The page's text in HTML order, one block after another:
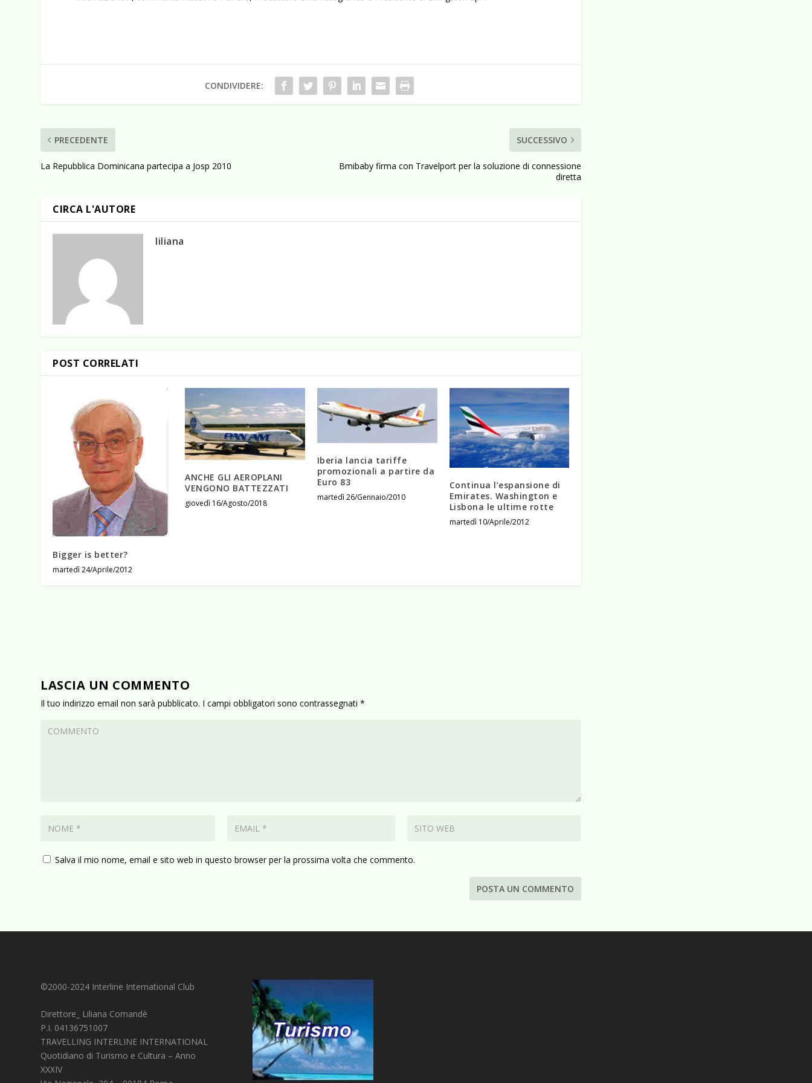
CONDIVIDERE:
PRECEDENTE
La Repubblica Dominicana partecipa a Josp 2010
SUCCESSIVO
Bmibaby firma con Travelport per la soluzione di connessione
diretta
CIRCA L'AUTORE
liliana
POST CORRELATI
Bigger is better?
martedì 24/Aprile/2012
ANCHE GLI AEROPLANI
VENGONO BATTEZZATI
giovedì 16/Agosto/2018
Iberia lancia tariffe
promozionali a partire da
Euro 83
martedì 26/Gennaio/2010
Continua l’espansione di
Emirates. Washington e
Lisbona le ultime rotte
martedì 10/Aprile/2012
LASCIA UN COMMENTO
Il tuo indirizzo email non sarà pubblicato. I campi obbligatori sono contrassegnati*
Salva il mio nome, email e sito web in questo browser per la prossima volta che commento.
©2000-2024 Interline International Club
Direttore_ Liliana Comandè
P.I. 04136751007
TRAVELLING INTERLINE INTERNATIONAL
Quotidiano di Turismo e Cultura – Anno
XXXIV